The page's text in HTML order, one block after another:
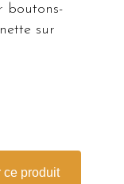
boutons-
sur
ce produit